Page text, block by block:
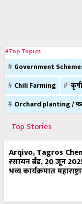
#Top Topics
Government
Chili Farming
कृषी
Orchard planting /
Top Stories
Arqivo, Tagros
रसायन ब्रँड, 20 जून
भव्य कार्यक्रमात